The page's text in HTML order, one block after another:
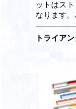
ットはス
なります
トライア